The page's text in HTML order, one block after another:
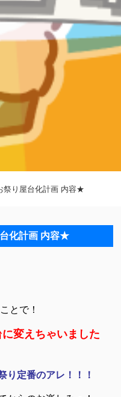
祭り屋台化計画 内容★
化計画 内容★
とで！
変えちゃいました
り定番のアレ！！！